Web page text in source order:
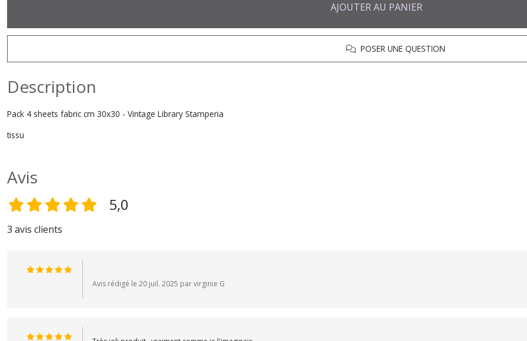
AJOUTER AU PANIER
POSER UNE QUESTION
Description
Pack 4 sheets fabric cm 30x30 - Vintage Library Stamperia
tissu
Avis
5,0
3 avis clients
Avis rédigé le 20 juil. 2025 par virginie G